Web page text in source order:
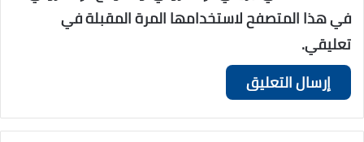
في هذا المتصفح لاستخدامها المرة المقبلة في
تعليقي.